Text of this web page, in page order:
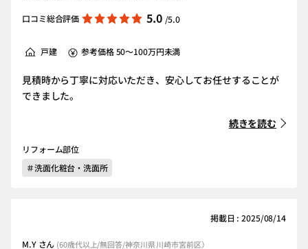
口コミ総合評価 5.0 /5.0
戸建 参考価格 50～100万円未満
見積時から丁寧に対応いただき、安心してお任せすることが
できました。
続きを読む
リフォーム部位
＃洗面化粧台・洗面所
掲載日 : 2025/08/14
M.Y さん (60歳代以上/無回答/神奈川県 川崎市宮前区）